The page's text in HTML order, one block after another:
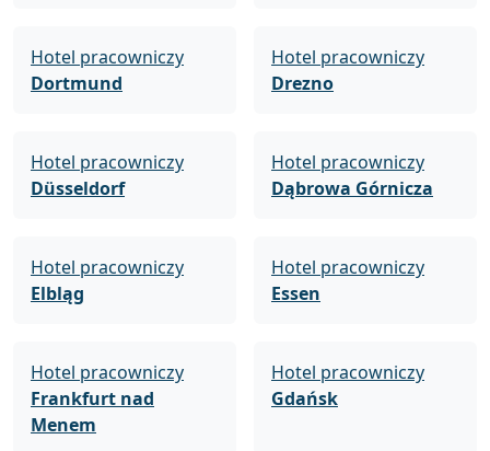
Hotel pracowniczy
Dortmund
Hotel pracowniczy
Drezno
Hotel pracowniczy
Düsseldorf
Hotel pracowniczy
Dąbrowa Górnicza
Hotel pracowniczy
Elbląg
Hotel pracowniczy
Essen
Hotel pracowniczy
Frankfurt nad
Menem
Hotel pracowniczy
Gdańsk